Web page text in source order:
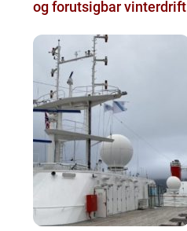
og forutsigbar vinterdrift